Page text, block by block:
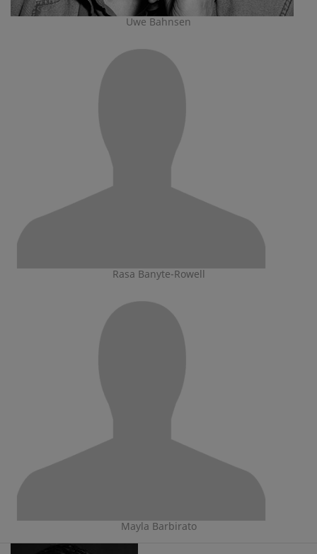
Uwe Bahnsen
Rasa Banyte-Rowell
Mayla Barbirato